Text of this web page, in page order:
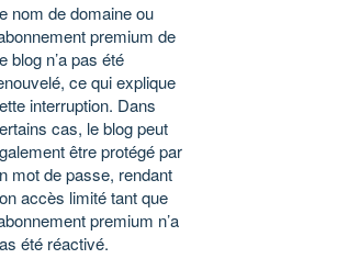
nom de domaine ou
premium de
blog n’a pas été
ce qui explique
interruption. Dans
cas, le blog peut
être protégé par
mot de passe, rendant
accès limité tant que
premium n’a
été réactivé.